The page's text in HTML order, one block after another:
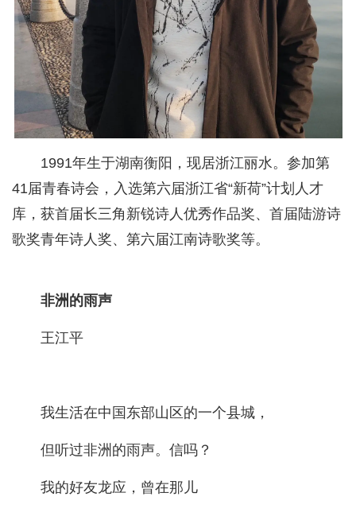
1991年生于湖南衡阳，现居浙江丽水。参加第
41届青春诗会，入选第六届浙江省“新荷”计划人才
库，获首届长三角新锐诗人优秀作品奖、首届陆游诗
歌奖青年诗人奖、第六届江南诗歌奖等。
非洲的雨声
王江平
我生活在中国东部山区的一个县城，
但听过非洲的雨声。信吗？
我的好友龙应，曾在那儿